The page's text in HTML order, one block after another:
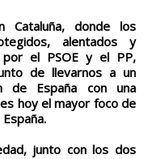
donde los
alentados y
el PSOE y el PP,
de llevarnos a un
de España con una
hoy el mayor foco de
junto con los dos